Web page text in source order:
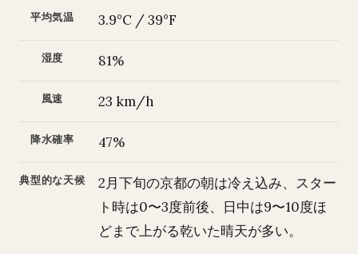
平均気温 3.9°C / 39°F
湿度 81%
風速 23 km/h
降水確率 47%
典型的な天候
2月下旬の京都の朝は冷え込み、スター
ト時は0〜3度前後、日中は9〜10度ほ
どまで上がる乾いた晴天が多い。